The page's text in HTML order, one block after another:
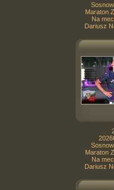
Maraton
Na
Dariusz
Maraton
Na
Dariusz